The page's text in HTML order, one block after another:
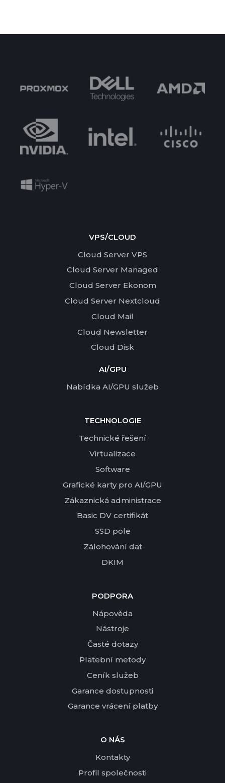
VPS/CLOUD
Cloud Server VPS
Cloud Server Managed
Cloud Server Ekonom
Cloud Server Nextcloud
Cloud Mail
Cloud Newsletter
Cloud Disk
AI/GPU
Nabídka AI/GPU služeb
TECHNOLOGIE
Technické řešení
Virtualizace
Software
Grafické karty pro AI/GPU
Zákaznická administrace
Basic DV certifikát
SSD pole
Zálohování dat
DKIM
PODPORA
Nápověda
Nástroje
Časté dotazy
Platební metody
Ceník služeb
Garance dostupnosti
Garance vrácení platby
O NÁS
Kontakty
Profil společnosti